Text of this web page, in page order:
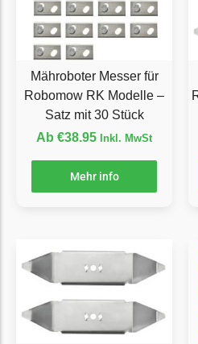
Grouw
Grouw Messer
Begrenzungsdraht
Güde
Güde Messer
Begrenzungsdraht
Honda Messer
Kress
Kress Messer
Begrenzungsdraht
LandXcape
Mähroboter Messer für
Robomow RK Modelle –
Satz mit 30 Stück
Ab €38.95 Inkl. MwSt
Mehr info